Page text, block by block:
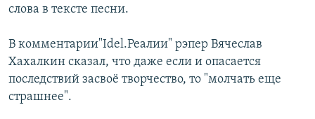
слова в тексте песни.
В комментарии"Idel.Реалии" рэпер Вячеслав
Хахалкин сказал, что даже если и опасается
последствий засвоё творчество, то "молчать еще
страшнее".